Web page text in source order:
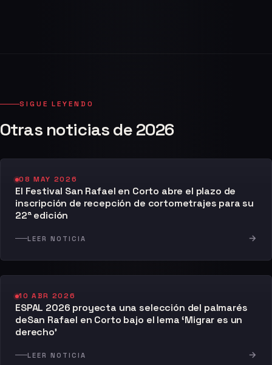
SIGUE LEYENDO
Otras noticias de 2026
08 MAY 2026
El Festival San Rafael en Corto abre el plazo de
inscripción de recepción de cortometrajes para su
22ª edición
LEER NOTICIA →
10 ABR 2026
ESPAL 2026 proyecta una selección del palmarés
deSan Rafael en Corto bajo el lema ‘Migrar es un
derecho’
LEER NOTICIA →